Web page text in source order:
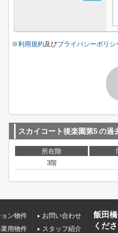
※利用規約及びプライバシーポリシ
スカイコート後楽園第5の過
所在階
3階
ョン物件
用物件
お問い合わせ
スタッフ紹介
飯田
くだ